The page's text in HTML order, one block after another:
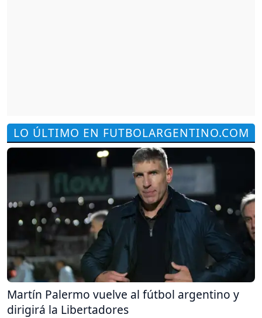
LO ÚLTIMO EN FUTBOLARGENTINO.COM
Martín Palermo vuelve al fútbol argentino y
dirigirá la Libertadores